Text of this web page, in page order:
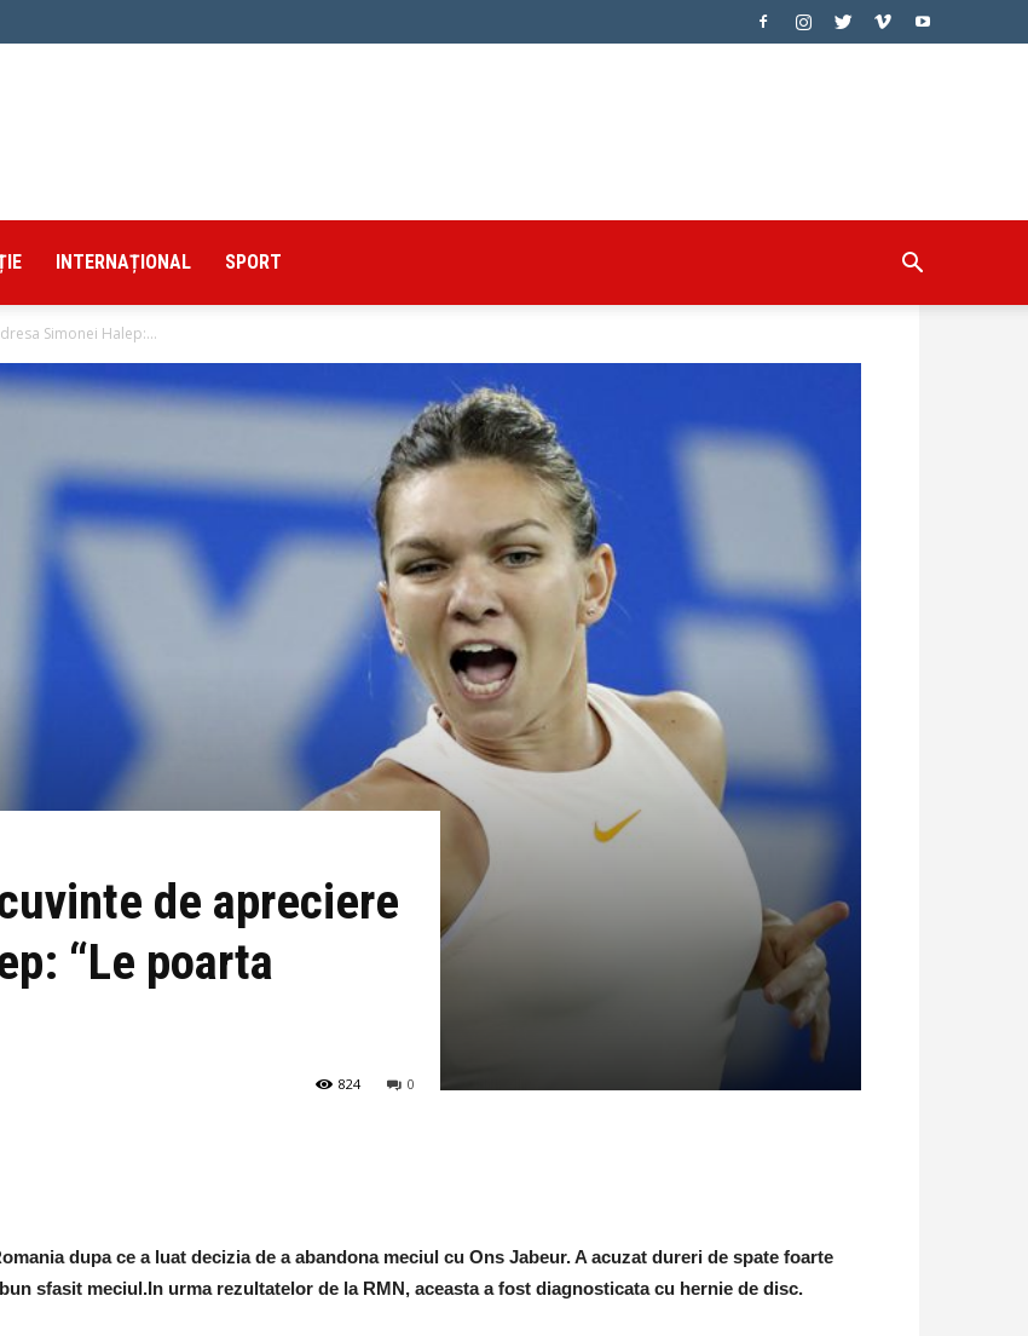
INTERNAȚIONAL SPORT
Simonei Halep:...
de apreciere
“Le poarta
0
824
dupa ce a luat decizia de a abandona meciul cu Ons Jabeur. A acuzat dureri de spate foarte
sfasit meciul.In urma rezultatelor de la RMN, aceasta a fost diagnosticata cu hernie de disc.